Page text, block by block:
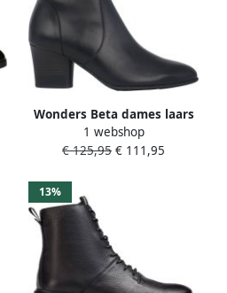
Wonders Beta dames laars
Zwart
1 webshop
€ 125,95 € 111,95
13%